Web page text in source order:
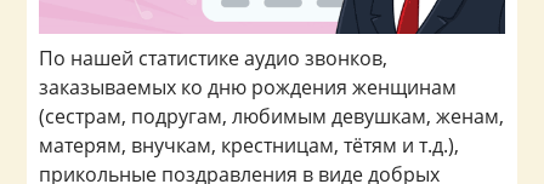
По нашей статистике аудио звонков,
заказываемых ко дню рождения женщинам
(сестрам, подругам, любимым девушкам, женам,
матерям, внучкам, крестницам, тётям и т.д.),
прикольные поздравления в виде добрых